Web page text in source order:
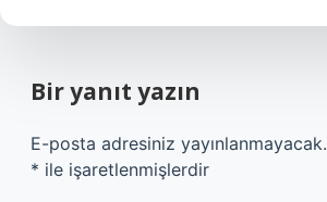
Bir yanıt yazın
E-posta adresiniz yayınlanmayacak.
* ile işaretlenmişlerdir